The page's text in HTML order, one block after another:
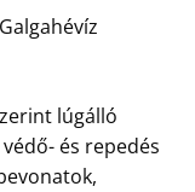
lúgálló
és repedés